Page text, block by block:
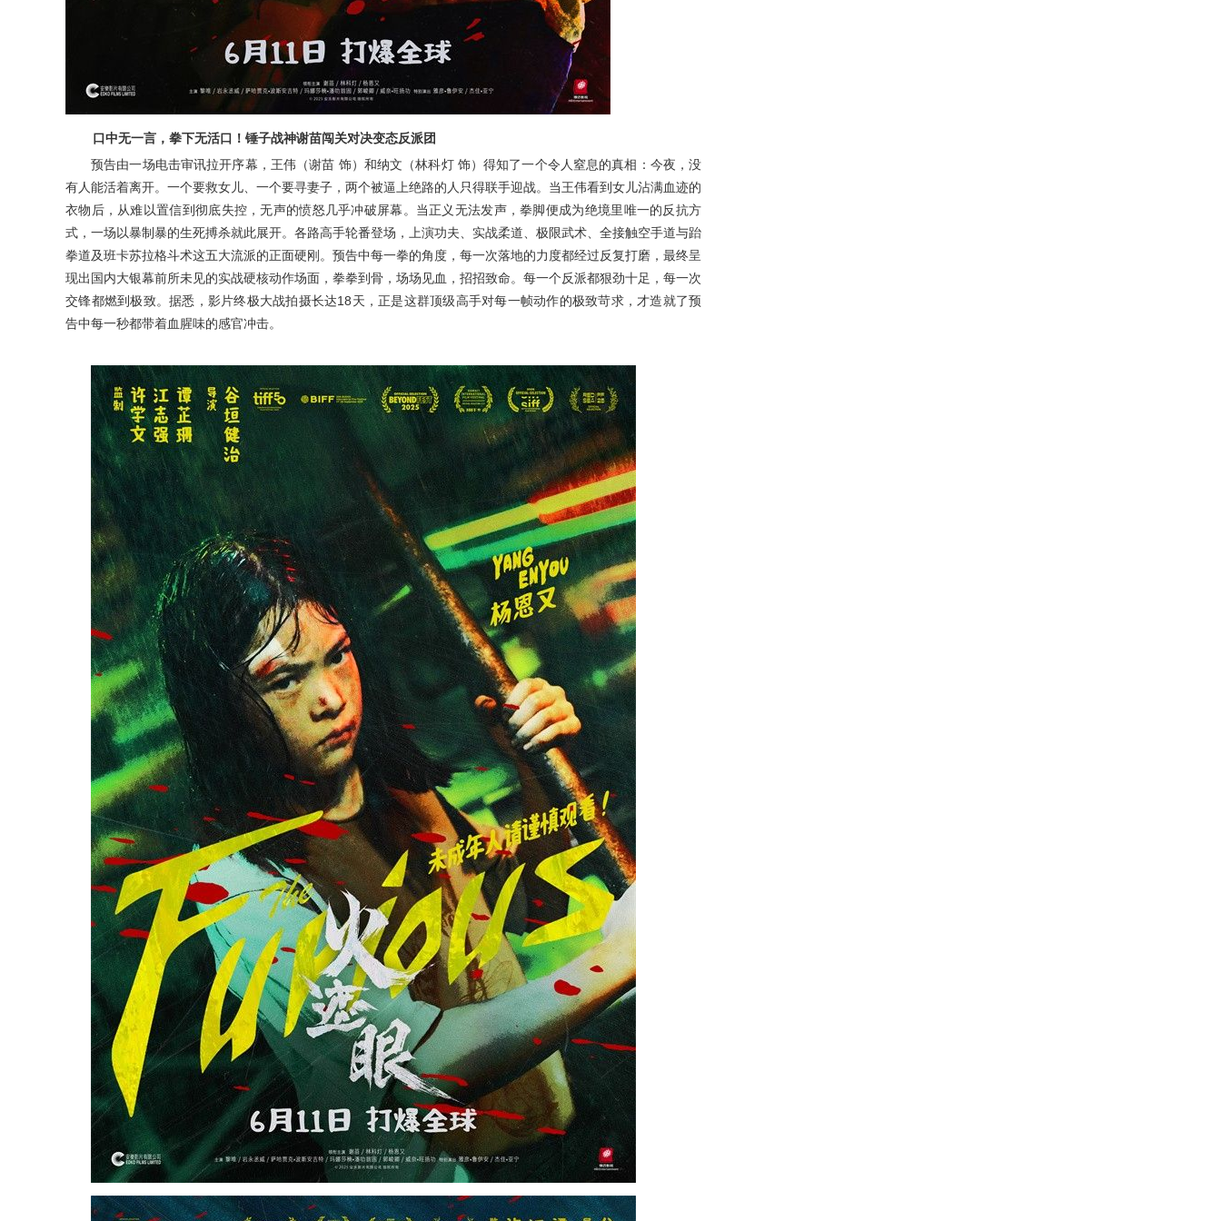
口中无一言，拳下无活口！锤子战神谢苗闯关对决变态反派团
预告由一场电击审讯拉开序幕，王伟（谢苗 饰）和纳文（林科灯 饰）得知了一个令人窒息的真相：今夜，没
有人能活着离开。一个要救女儿、一个要寻妻子，两个被逼上绝路的人只得联手迎战。当王伟看到女儿沾满血迹的
衣物后，从难以置信到彻底失控，无声的愤怒几乎冲破屏幕。当正义无法发声，拳脚便成为绝境里唯一的反抗方
式，一场以暴制暴的生死搏杀就此展开。各路高手轮番登场，上演功夫、实战柔道、极限武术、全接触空手道与跆
拳道及班卡苏拉格斗术这五大流派的正面硬刚。预告中每一拳的角度，每一次落地的力度都经过反复打磨，最终呈
现出国内大银幕前所未见的实战硬核动作场面，拳拳到骨，场场见血，招招致命。每一个反派都狠劲十足，每一次
交锋都燃到极致。据悉，影片终极大战拍摄长达18 天，正是这群顶级高手对每一帧动作的极致苛求，才造就了预
告中每一秒都带着血腥味的感官冲击。